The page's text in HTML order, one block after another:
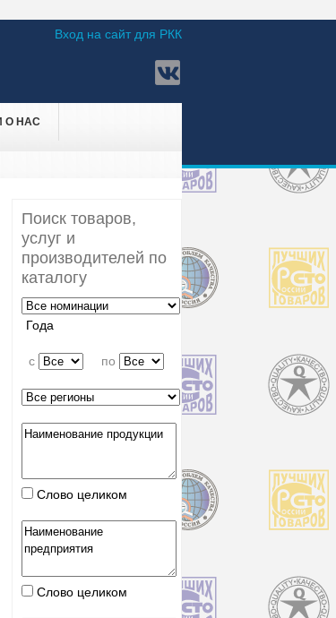
Вход на сайт для РКК
О НАС
Поиск товаров,
услуг и
производителей по
каталогу
Года
c по
Слово целиком
Слово целиком